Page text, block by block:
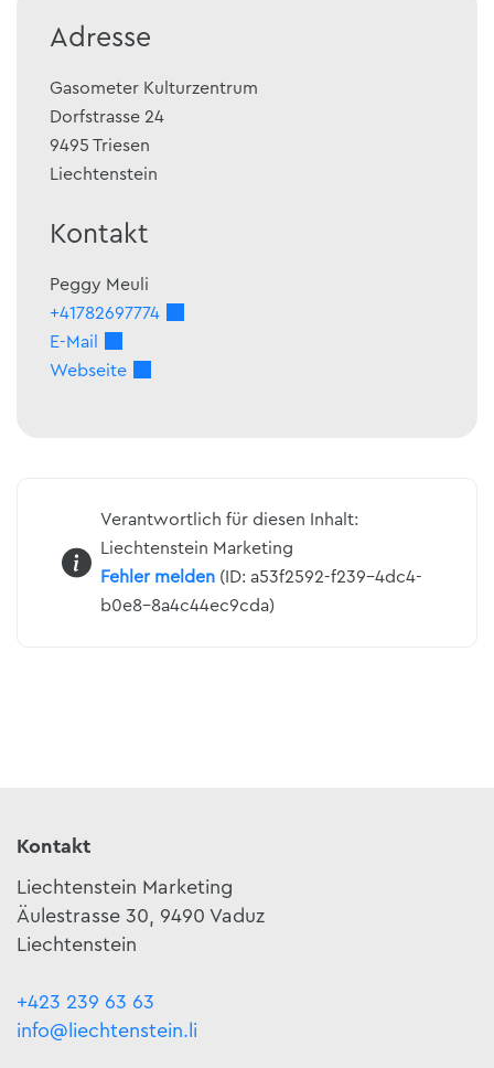
Adresse
Gasometer Kulturzentrum
Dorfstrasse 24
9495 Triesen
Liechtenstein
Kontakt
Peggy Meuli
+41782697774
E-Mail
Webseite
Verantwortlich für diesen Inhalt:
Liechtenstein Marketing
Fehler melden(ID: a53f2592-f239-4dc4-
b0e8-8a4c44ec9cda)
Kontakt
Liechtenstein Marketing
Äulestrasse 30, 9490 Vaduz
Liechtenstein
+423 239 63 63
info@liechtenstein.li